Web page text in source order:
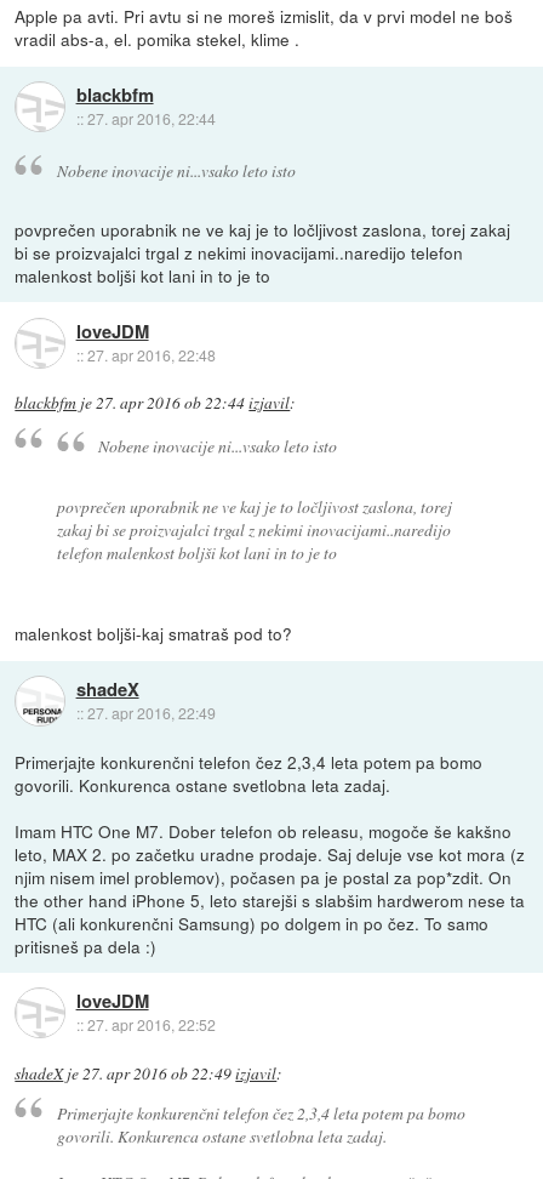
Apple pa avti. Pri avtu si ne moreš izmislit, da v prvi model ne boš
vradil abs-a, el. pomika stekel, klime .
blackbfm
::27. apr 2016, 22:44
Nobene inovacije ni...vsako leto isto
povprečen uporabnik ne ve kaj je to ločljivost zaslona, torej zakaj
bi se proizvajalci trgal z nekimi inovacijami..naredijo telefon
malenkost boljši kot lani in to je to
loveJDM
::27. apr 2016, 22:48
blackbfm je27. apr 2016 ob 22:44izjavil:
Nobene inovacije ni...vsako leto isto
povprečen uporabnik ne ve kaj je to ločljivost zaslona, torej
zakaj bi se proizvajalci trgal z nekimi inovacijami..naredijo
telefon malenkost boljši kot lani in to je to
malenkost boljši-kaj smatraš pod to?
shadeX
::27. apr 2016, 22:49
Primerjajte konkurenčni telefon čez 2,3,4 leta potem pa bomo
govorili. Konkurenca ostane svetlobna leta zadaj.
Imam HTC One M7. Dober telefon ob releasu, mogoče še kakšno
leto, MAX 2. po začetku uradne prodaje. Saj deluje vse kot mora (z
njim nisem imel problemov), počasen pa je postal za pop*zdit. On
the other hand iPhone 5, leto starejši s slabšim hardwerom nese ta
HTC (ali konkurenčni Samsung) po dolgem in po čez. To samo
pritisneš pa dela :)
loveJDM
::27. apr 2016, 22:52
shadeXje 27. apr 2016 ob 22:49izjavil:
Primerjajte konkurenčni telefon čez 2,3,4 leta potem pa bomo
govorili. Konkurenca ostane svetlobna leta zadaj.